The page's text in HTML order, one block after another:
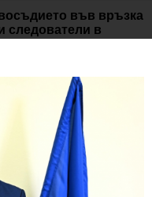
във връзка
следователи в